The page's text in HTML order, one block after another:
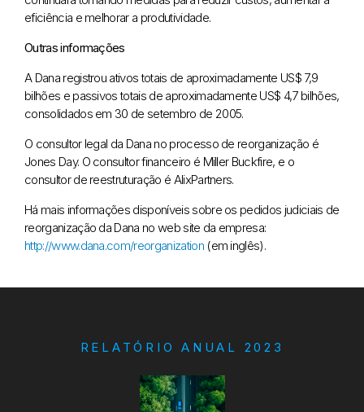
eficiência e melhorar a produtividade.
Outras informações
A Dana registrou ativos totais de aproximadamente US$ 7,9
bilhões e passivos totais de aproximadamente US$ 4,7 bilhões,
consolidados em 30 de setembro de 2005.
O consultor legal da Dana no processo de reorganização é
Jones Day. O consultor financeiro é Miller Buckfire, e o
consultor de reestruturação é AlixPartners.
Há mais informações disponíveis sobre os pedidos judiciais de
reorganização da Dana no web site da empresa:
http://www.dana.com/reorganization(em inglês).
RELATÓRIO ANUAL 2023